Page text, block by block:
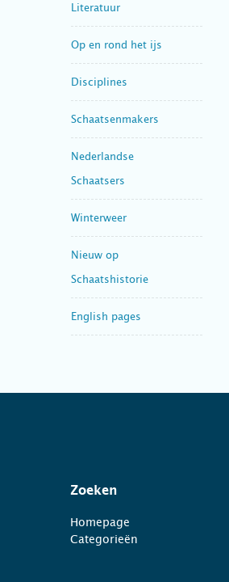
Literatuur
Op en rond het ijs
Disciplines
Schaatsenmakers
Nederlandse
Schaatsers
Winterweer
Nieuw op
Schaatshistorie
English pages
Zoeken
Homepage
Categorieën